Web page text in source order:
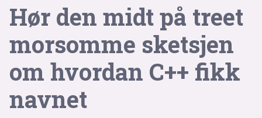
Hør den midt på treet
morsomme sketsjen
om hvordan C++ fikk
navnet
lys modus
mørk modus
nyhetsbrev
kode24-klubben
LinkedIn